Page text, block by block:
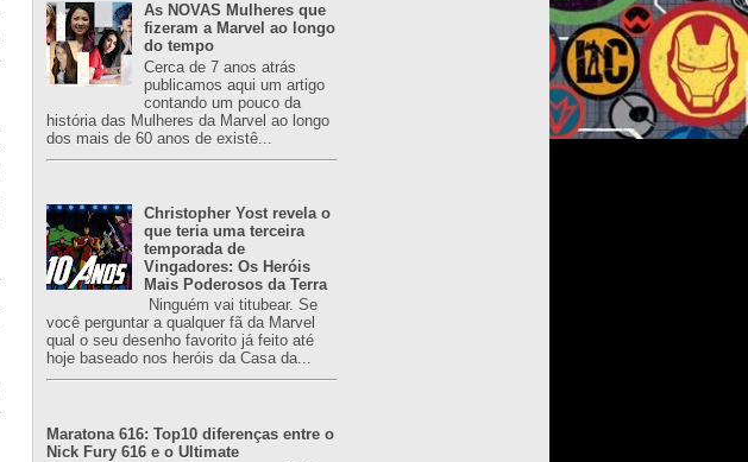
As NOVAS Mulheres que
fizeram a Marvel ao longo
do tempo
Cerca de 7 anos atrás
publicamos aqui um artigo
contando um pouco da
história das Mulheres da Marvel ao longo
dos mais de 60 anos de existê...
Christopher Yost revela o
que teria uma terceira
temporada de
Vingadores: Os Heróis
Mais Poderosos da Terra
Ninguém vai titubear. Se
você perguntar a qualquer fã da Marvel
qual o seu desenho favorito já feito até
hoje baseado nos heróis da Casa da...
Maratona 616: Top10 diferenças entre o
Nick Fury 616 e o Ultimate